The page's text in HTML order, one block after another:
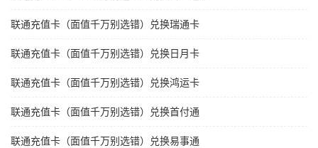
联通充值卡（面值千万别选错）兑换瑞通卡
联通充值卡（面值千万别选错）兑换日月卡
联通充值卡（面值千万别选错）兑换鸿运卡
联通充值卡（面值千万别选错）兑换首付通
联通充值卡（面值千万别选错）兑换易事通